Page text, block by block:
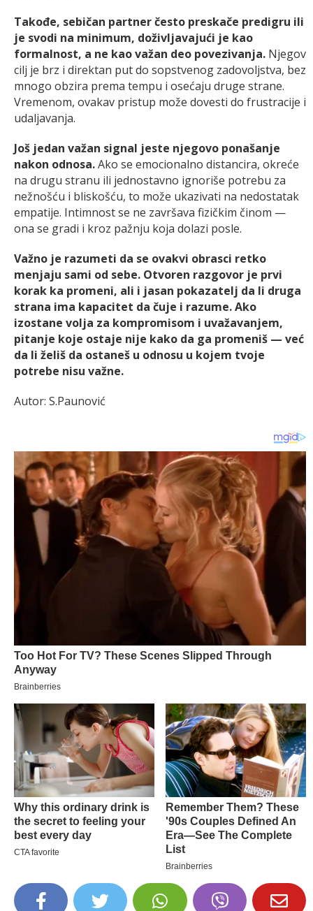
Takođe, sebičan partner često preskače predigru ili
je svodi na minimum, doživljavajući je kao
formalnost, a ne kao važan deo povezivanja. Njegov
cilj je brz i direktan put do sopstvenog zadovoljstva, bez
mnogo obzira prema tempu i osećaju druge strane.
Vremenom, ovakav pristup može dovesti do frustracije i
udaljavanja.
Još jedan važan signal jeste njegovo ponašanje
nakon odnosa.Ako se emocionalno distancira, okreće
na drugu stranu ili jednostavno ignoriše potrebu za
nežnošću i bliskošću, to može ukazivati na nedostatak
empatije. Intimnost se ne završava fizičkim činom —
ona se gradi i kroz pažnju koja dolazi posle.
Važno je razumeti da se ovakvi obrasci retko
menjaju sami od sebe. Otvoren razgovor je prvi
korak ka promeni, ali i jasan pokazatelj da li druga
strana ima kapacitet da čuje i razume. Ako
izostane volja za kompromisom i uvažavanjem,
pitanje koje ostaje nije kako da ga promeniš — već
da li želiš da ostaneš u odnosu u kojem tvoje
potrebe nisu važne.
Autor: S.Paunović